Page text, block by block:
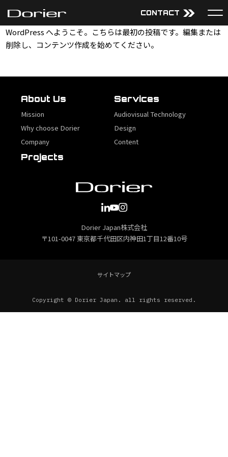
CONTACT
About Us
Why choose Dorier
Services
Design
サイトマップ
WordPress へようこそ。こちらは最初の投稿です。編集または
削除し、コンテンツ作成を始めてください。
Dorier Japan株式会社
〒101-0047 東京都千代田区内神田1丁目12番10号
About Us
Mission
Why choose Dorier
Company
Services
Audiovisual Technology
Design
Content
Projects
サイトマップ
Copyright © Dorier Japan. all rights reserved.